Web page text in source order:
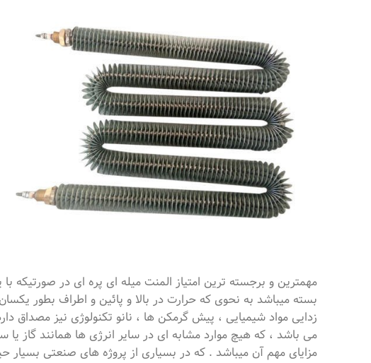
مهمترین و برجسته ترین امتیاز المنت میله ای پره ای در
بسته میباشد به نحوی که حرارت در بالا و پائین و اطراف بطور
زدایی مواد شیمیایی ، پیش گرمکن ها ، نانو تکنولوژی نیز مصداق
می باشد ، که هیچ موارد مشابه ای در سایر انرژی ها همانند گاز
مزایای مهم آن میباشد . که در بسیاری از پروژه های صنعتی بسیار